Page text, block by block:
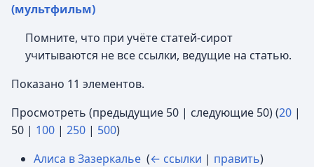
(мультфильм)
Помните, что при учёте статей-сирот
учитываются не все ссылки, ведущие на статью.
Показано 11 элементов.
Просмотреть (предыдущие 50 | следующие 50) (20 |
50 | 100 | 250 | 500)
Алиса в Зазеркалье (← ссылки | править)